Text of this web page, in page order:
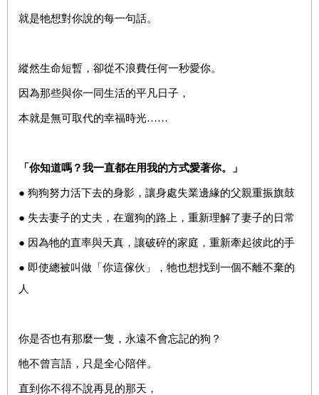
就是牠想對你說的每一句話。
縱然生命短暫，卻從不浪費任何一秒愛你。
因為那些與你一同生活的平凡日子，
本就是無可取代的幸福時光……
「你知道嗎？我一直都在用我的方式愛著你。」
● 狗狗努力活下去的身影，讓身處失業邊緣的父親重振旗鼓
● 失去妻子的丈夫，在遛狗的路上，重新理解了妻子的日常
● 因為牠的直率與天真，讓破碎的家庭，重新牽起彼此的手
● 即使總被叫做「你這傢伙」，牠也想找到一個不離不棄的
人
你是否也有那麼一隻，永遠不會忘記的狗？
牠不曾言語，只是全心陪伴。
直到你不得不說再見的那天，